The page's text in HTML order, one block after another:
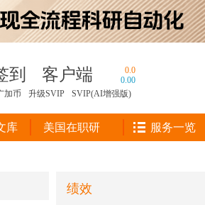
到 客户端
0.0
0.00
加币
升级SVIP SVIP(AI增强版)
库 美国在职研 服务一览
绩效